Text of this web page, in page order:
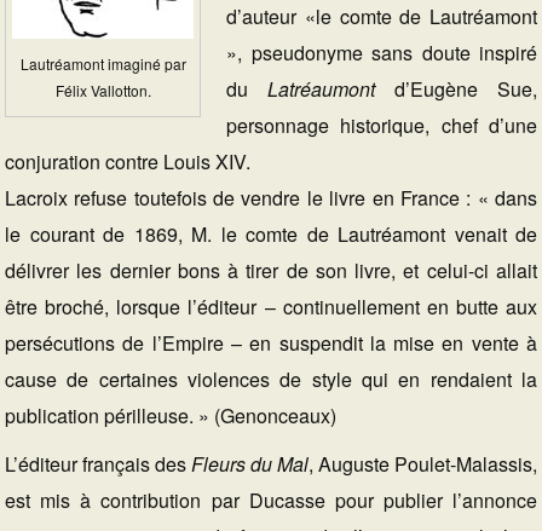
Lautréamont imaginé par
Félix Vallotton.
d’auteur «le comte de Lautréamont
», pseudonyme sans doute inspiré
du Latréaumontd’Eugène Sue,
personnage historique, chef d’une
conjuration contre Louis XIV.
Lacroix refuse toutefois de vendre le livre en France : « dans
le courant de 1869, M. le comte de Lautréamont venait de
délivrer les dernier bons à tirer de son livre, et celui-ci allait
être broché, lorsque l’éditeur – continuellement en butte aux
persécutions de l’Empire – en suspendit la mise en vente à
cause de certaines violences de style qui en rendaient la
publication périlleuse. » (Genonceaux)
L’éditeur français desFleurs du Mal, Auguste Poulet-Malassis,
est mis à contribution par Ducasse pour publier l’annonce